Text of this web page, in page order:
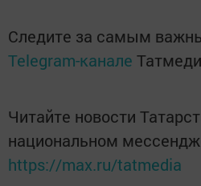
Следите за самым
Telegram-канале
Читайте новости
национальном
https://max.ru/tatmedia